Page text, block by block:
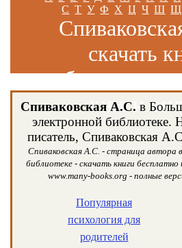
С Т У Ф Х Ц Ч Ш Щ
скачать
бесплатно и
книги
Спиваковская А.С. в
электронной библиотеке.
писатель, Спиваковская
Спиваковская А.С. - страница автора
библиотеке - скачать книги бесплатно
www.many-books.org - полные
Популярная
психология для
родителей